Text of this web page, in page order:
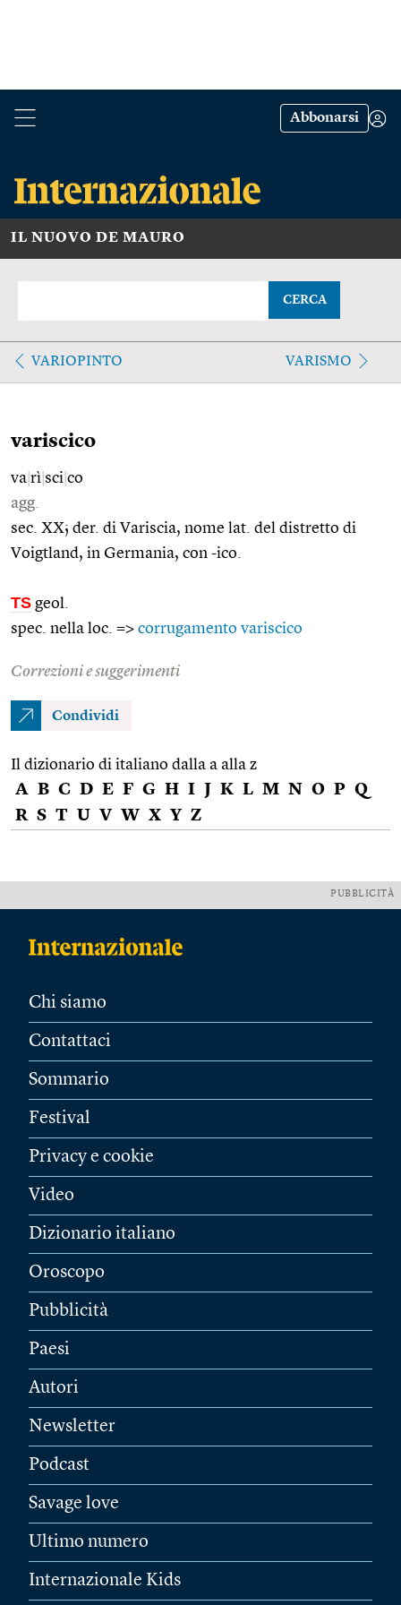
Abbonarsi
IL NUOVO DE MAURO
CERCA
VARIOPINTO VARISMO
variscico
va rì sci co
agg.
sec. XX; der. di Variscia, nome lat. del distretto di
Voigtland, in Germania, con -ico.
TS geol.
spec. nella loc. => corrugamento variscico
Correzioni e suggerimenti
Condividi
Il dizionario di italiano dalla a alla z
A B C D E F G H I J K L M N O P Q
R S T U V W X Y Z
PUBBLICITÀ
Chi siamo
Contattaci
Sommario
Festival
Privacy e cookie
Video
Dizionario italiano
Oroscopo
Pubblicità
Paesi
Autori
Newsletter
Podcast
Savage love
Ultimo numero
Internazionale Kids